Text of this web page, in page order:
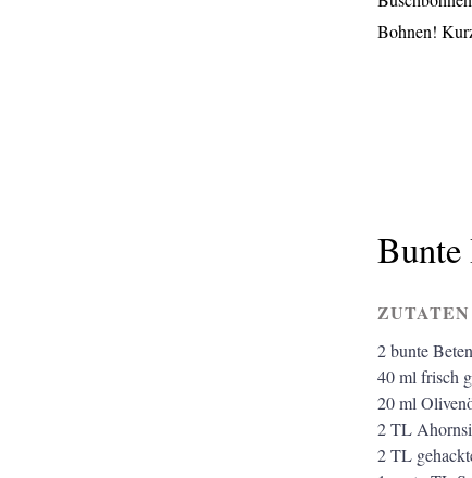
Bohnen!
Bunte
ZUTATEN
2bunte Beten
40ml frisch
20ml
2TL
2TL